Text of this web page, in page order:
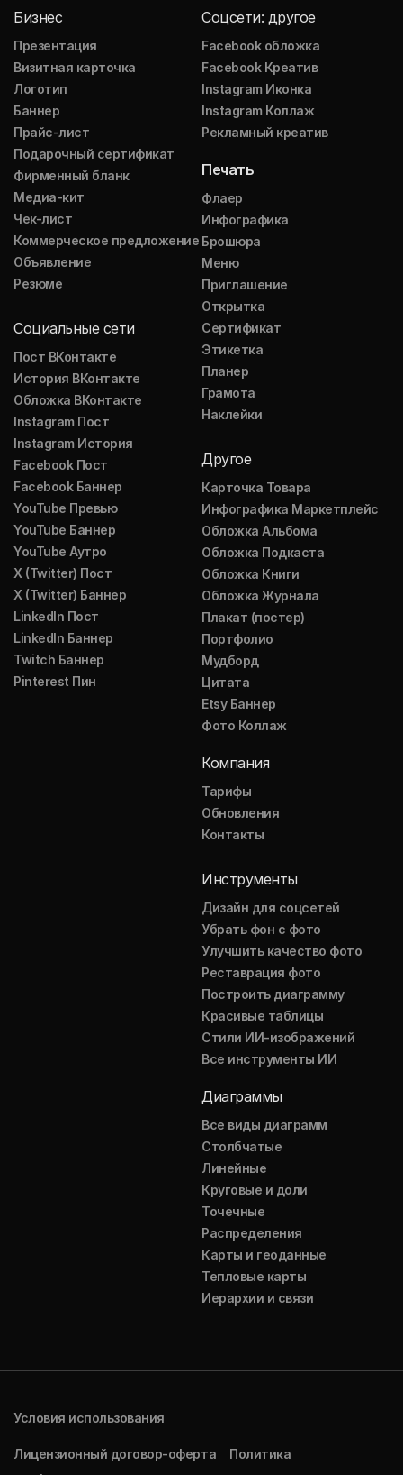
Бизнес
Презентация
Визитная карточка
Логотип
Баннер
Прайс-лист
Подарочный сертификат
Фирменный бланк
Медиа-кит
Чек-лист
Коммерческое предложение
Объявление
Резюме
Социальные сети
Пост ВКонтакте
История ВКонтакте
Обложка ВКонтакте
Instagram Пост
Instagram История
Facebook Пост
Facebook Баннер
YouTube Превью
YouTube Баннер
YouTube Аутро
X (Twitter) Пост
X (Twitter) Баннер
LinkedIn Пост
LinkedIn Баннер
Twitch Баннер
Pinterest Пин
Соцсети: другое
Facebook обложка
Facebook Креатив
Instagram Иконка
Instagram Коллаж
Рекламный креатив
Печать
Флаер
Инфографика
Брошюра
Меню
Приглашение
Открытка
Сертификат
Этикетка
Планер
Грамота
Наклейки
Другое
Карточка Товара
Инфографика Маркетплейс
Обложка Альбома
Обложка Подкаста
Обложка Книги
Обложка Журнала
Плакат (постер)
Портфолио
Мудборд
Цитата
Etsy Баннер
Фото Коллаж
Компания
Тарифы
Обновления
Контакты
Инструменты
Дизайн для соцсетей
Убрать фон с фото
Улучшить качество фото
Реставрация фото
Построить диаграмму
Красивые таблицы
Стили ИИ-изображений
Все инструменты ИИ
Диаграммы
Все виды диаграмм
Столбчатые
Линейные
Круговые и доли
Точечные
Распределения
Карты и геоданные
Тепловые карты
Иерархии и связи
Условия использования
Лицензионный договор-оферта
Политика